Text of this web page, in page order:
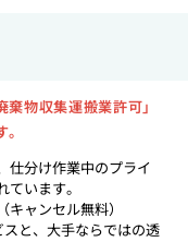
物収集運搬業許可」
仕分け作業中のプライ
います。
ャンセル無料）
と、大手ならではの透